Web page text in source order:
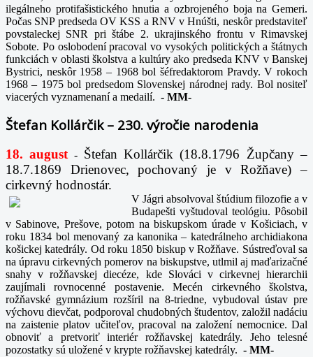
ilegálneho protifašistického hnutia a ozbrojeného boja na Gemeri.
Počas SNP predseda OV KSS a RNV v Hnúšti, neskôr predstaviteľ
povstaleckej SNR pri štábe 2. ukrajinského frontu v Rimavskej
Sobote. Po oslobodení pracoval vo vysokých politických a štátnych
funkciách v oblasti školstva a kultúry ako predseda KNV v Banskej
Bystrici, neskôr 1958 – 1968 bol šéfredaktorom Pravdy. V rokoch
1968 – 1975 bol predsedom Slovenskej národnej rady. Bol nositeľ
viacerých vyznamenaní a medailí. - MM-
Štefan Kollárčik – 230. výročie narodenia
18. august -
Štefan Kollárčik (18.8.1796 Župčany –
18.7.1869 Drienovec, pochovaný je v Rožňave) –
cirkevný hodnostár.
V Jágri absolvoval štúdium filozofie a v
Budapešti vyštudoval teológiu. Pôsobil
v Sabinove, Prešove, potom na biskupskom úrade v Košiciach, v
roku 1834 bol menovaný za kanonika – katedrálneho archidiakona
košickej katedrály. Od roku 1850 biskup v Rožňave. Sústreďoval sa
na úpravu cirkevných pomerov na biskupstve, utlmil aj maďarizačné
snahy v rožňavskej diecéze, kde Slováci v cirkevnej hierarchii
zaujímali rovnocenné postavenie. Mecén cirkevného školstva,
rožňavské gymnázium rozšíril na 8-triedne, vybudoval ústav pre
výchovu dievčat, podporoval chudobných študentov, založil nadáciu
na zaistenie platov učiteľov, pracoval na založení nemocnice. Dal
obnoviť a pretvoriť interiér rožňavskej katedrály. Jeho telesné
pozostatky sú uložené v krypte rožňavskej katedrály. - MM-